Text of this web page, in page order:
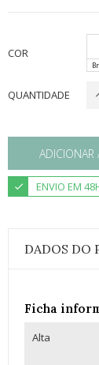
COR
QUANTIDADE
ADICIONAR
ENVIO EM
DADOS DO
Ficha
Alta